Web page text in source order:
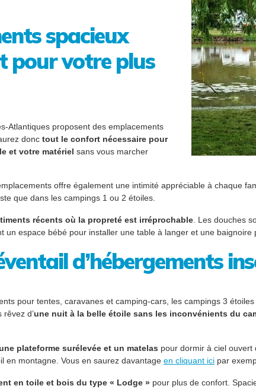
spacieux
pour votre plus
Atlantiques proposent des emplacements
donc tout le confort nécessaire pour
et votre matériel sans vous marcher
offre également une intimité appréciable à chaque
que dans les campings 1 ou 2 étoiles.
récents où la propreté est irréprochable. Les douches
un espace bébé pour installer une table à langer et une baignoire
d’hébergements
pour tentes, caravanes et camping-cars, les campings 3
d’une nuit à la belle étoile sans les inconvénients du
plateforme surélevée et un matelas pour dormir à ciel ouvert
en montagne. Vous en saurez davantage en cliquant ici par
en toile et bois du type « Lodge » pour plus de confort.